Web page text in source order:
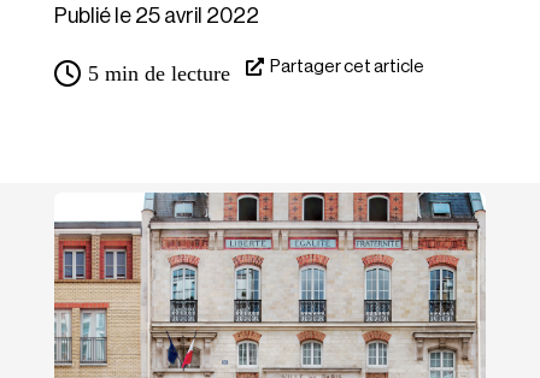
Publié le 25 avril 2022
5 min de lecture Partager cet article